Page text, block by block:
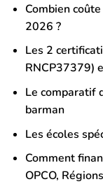
Combien
2026 ?
Les 2
RNCP37379)
Le comparatif
barman
Les écoles
Comment
OPCO,